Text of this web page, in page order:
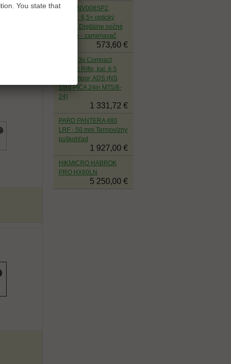
PARD NV008SP2,
940nm, 6,5× optický
zoom - Digitálne nočné
videnie - zameriavač
573,60 €
Tikka T3x Compact
Tactical Rifle, kal. 6,5
Creedmoor, ADS (NS
10rd PICA 24in MT5/8-
24)
1 331,72 €
PARD PANTERA 480
LRF - 50 mm Termovízny
puškohľad
1 927,00 €
HIKMICRO HABROK
PRO HX60LN
5 250,00 €
You state that